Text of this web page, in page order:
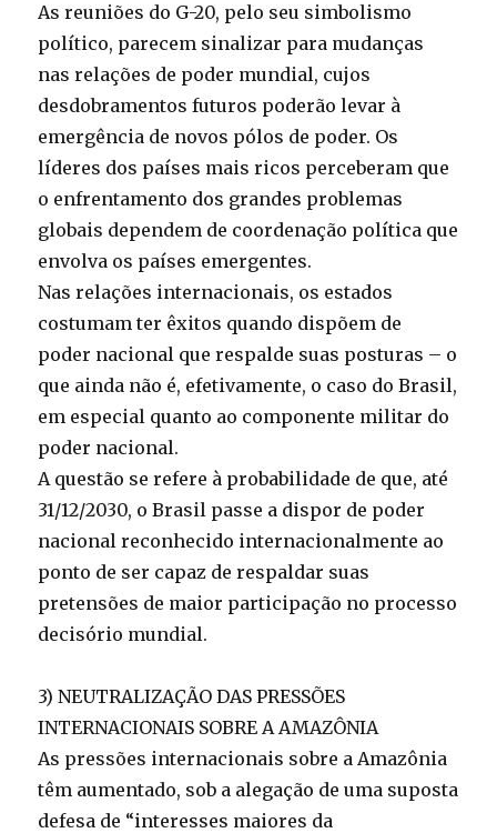
As reuniões do G-20, pelo seu simbolismo
político, parecem sinalizar para mudanças
nas relações de poder mundial, cujos
desdobramentos futuros poderão levar à
emergência de novos pólos de poder. Os
líderes dos países mais ricos perceberam que
o enfrentamento dos grandes problemas
globais dependem de coordenação política que
envolva os países emergentes.
Nas relações internacionais, os estados
costumam ter êxitos quando dispõem de
poder nacional que respalde suas posturas – o
que ainda não é, efetivamente, o caso do Brasil,
em especial quanto ao componente militar do
poder nacional.
A questão se refere à probabilidade de que, até
31/12/2030, o Brasil passe a dispor de poder
nacional reconhecido internacionalmente ao
ponto de ser capaz de respaldar suas
pretensões de maior participação no processo
decisório mundial.
3) NEUTRALIZAÇÃO DAS PRESSÕES
INTERNACIONAIS SOBRE A AMAZÔNIA
As pressões internacionais sobre a Amazônia
têm aumentado, sob a alegação de uma suposta
defesa de “interesses maiores da